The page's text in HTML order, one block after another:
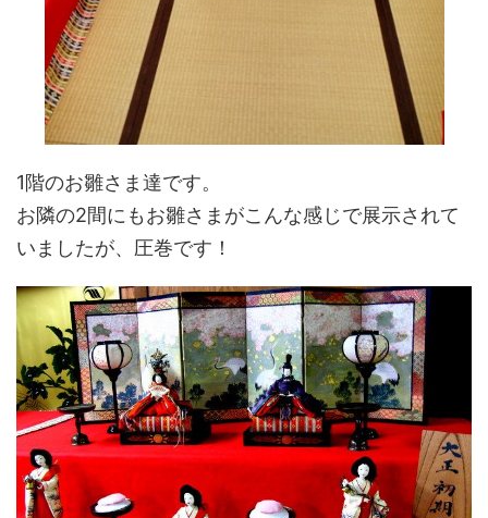
1階のお雛さま達です。
お隣の2間にもお雛さまがこんな感じで展示されて
いましたが、圧巻です！